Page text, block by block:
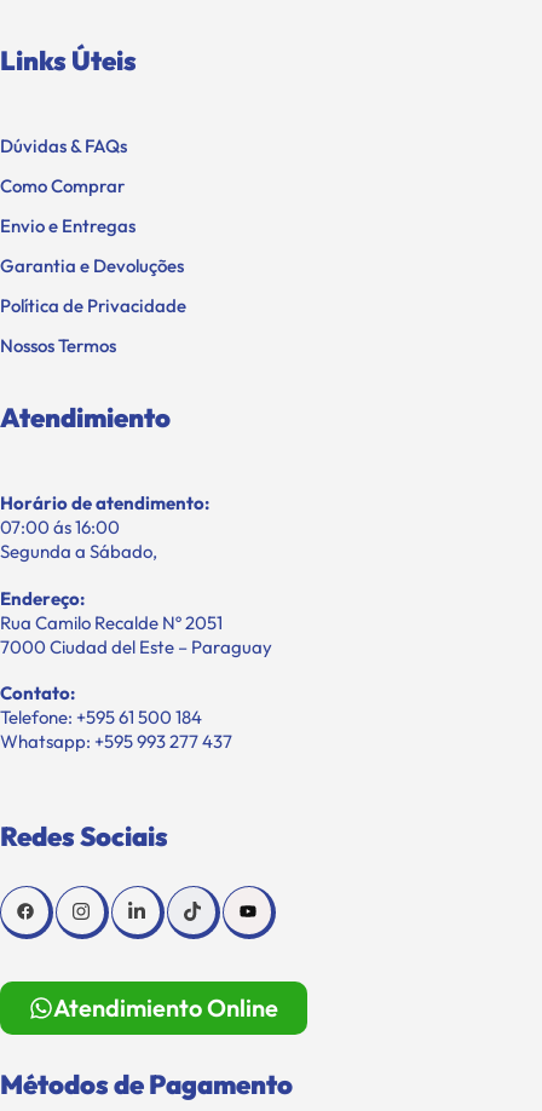
Links Úteis
Dúvidas & FAQs
Como Comprar
Envio e Entregas
Garantia e Devoluções
Política de Privacidade
Nossos Termos
Atendimiento
Horário de atendimento:
07:00 ás 16:00
Segunda a Sábado,
Endereço:
Rua Camilo Recalde Nº 2051
7000 Ciudad del Este – Paraguay
Contato:
Telefone: +595 61 500 184
Whatsapp: +595 993 277 437
Redes Sociais
Atendimiento Online
Métodos de Pagamento